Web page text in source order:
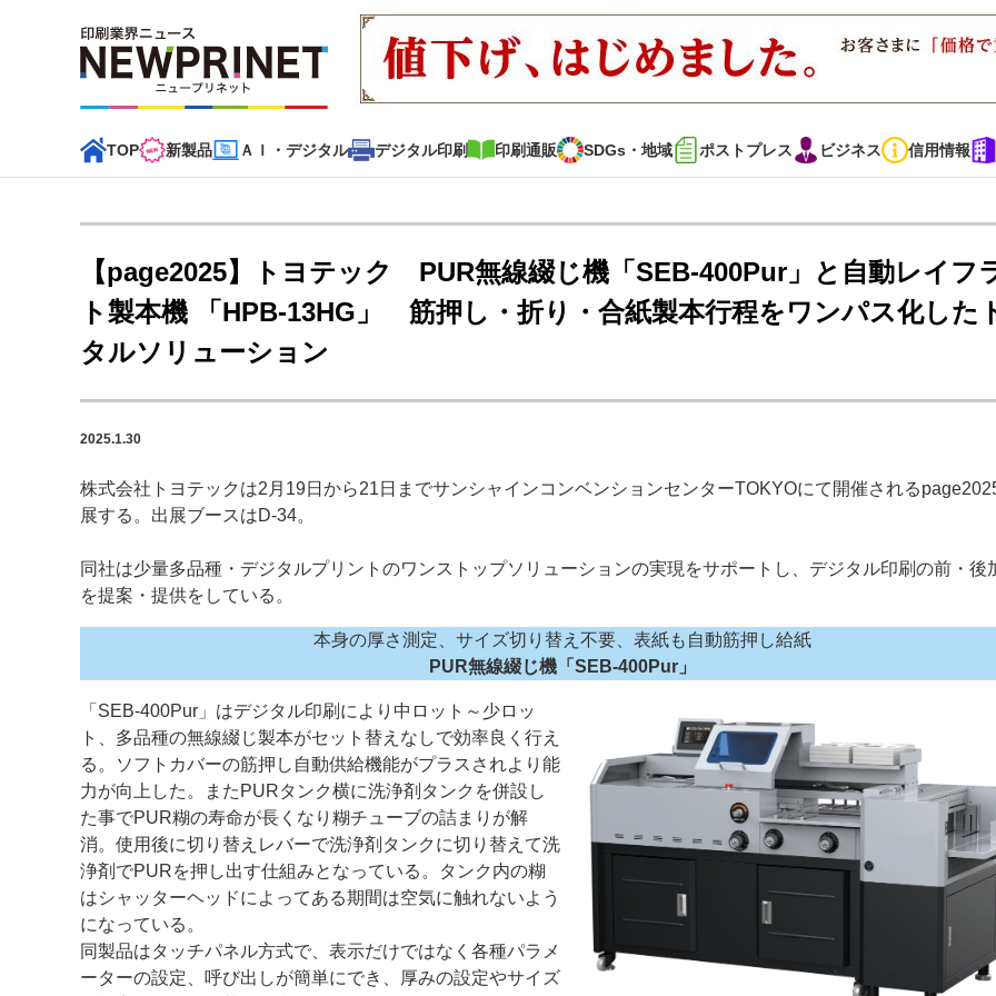
TOP 新製品 ＡＩ・デジタル デジタル印刷 印刷通販 SDGs・地域 ポストプレス ビジネス 信用情報
インデックス
新着記事 特集記事 動画コンテンツ インタビュー コレクション
カテゴリー一覧
新商品 新製品 ＡＩ・デジタル
特集記事カテゴリー一覧
2022 見える化・MIS特集
特集・デジタル印刷 ～ 新成長軌道を描く
発刊案内 JFPI印刷用語集 印刷機材年鑑
会社案内 購読・購入申し込み サイトポリシー お問い合わせ
【page2025】トヨテック PUR無線綴じ機「SEB-400Pur」と自動レイフ
ト製本機 「HPB-13HG」 筋押し・折り・合紙製本行程をワンパス化した
タルソリューション
2025.1.30
株式会社トヨテックは2月19日から21日までサンシャインコンベンションセンターTOKYOにて開催される
展する。出展ブースはD-34。
同社は少量多品種・デジタルプリントのワンストップソリューションの実現をサポートし、デジタル印刷の前・後
を提案・提供をしている。
本身の厚さ測定、サイズ切り替え不要、表紙も自動筋押し給紙
PUR無線綴じ機「SEB-400Pur」
「SEB-400Pur」はデジタル印刷により中ロット～少ロッ
ト、多品種の無線綴じ製本がセット替えなしで効率良く行え
る。ソフトカバーの筋押し自動供給機能がプラスされより能
力が向上した。またPURタンク横に洗浄剤タンクを併設し
た事でPUR糊の寿命が長くなり糊チューブの詰まりが解
消。使用後に切り替えレバーで洗浄剤タンクに切り替えて洗
浄剤でPURを押し出す仕組みとなっている。タンク内の糊
はシャッターヘッドによってある期間は空気に触れないよう
になっている。
同製品はタッチパネル方式で、表示だけではなく各種パラメ
ーターの設定、呼び出しが簡単にでき、厚みの設定やサイズ